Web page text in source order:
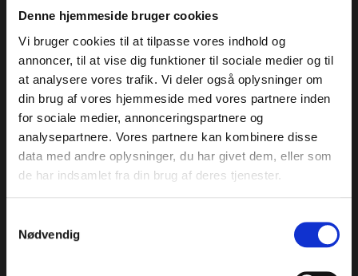
Denne hjemmeside bruger cookies
Vi bruger cookies til at tilpasse vores indhold og
annoncer, til at vise dig funktioner til sociale medier og til
at analysere vores trafik. Vi deler også oplysninger om
din brug af vores hjemmeside med vores partnere inden
for sociale medier, annonceringspartnere og
analysepartnere. Vores partnere kan kombinere disse
data med andre oplysninger, du har givet dem, eller som
de har indsamlet fra din brug af deres tjenester.
Nødvendig
Lammekød
Fjerkræ
Fisk og skaldyr
Information
Kontakt
Gradueringsvejledning